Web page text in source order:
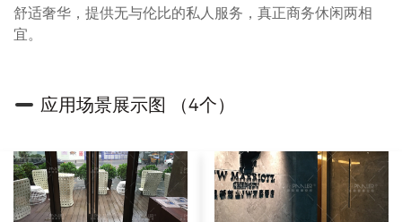
舒适奢华，提供无与伦比的私人服务，真正商务休闲两相
宜。
应用场景展示图 （4个）